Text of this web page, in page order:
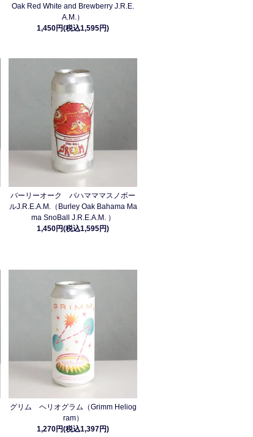
Oak Red White and Brewberry J.R.E.
A.M.）
1,450円(税込1,595円)
バーリーオーク バハマママスノボー
ルJ.R.E.A.M.（Burley Oak Bahama Ma
ma SnoBall J.R.E.A.M. ）
1,450円(税込1,595円)
グリム ヘリオグラム（Grimm Heliog
ram）
1,270円(税込1,397円)